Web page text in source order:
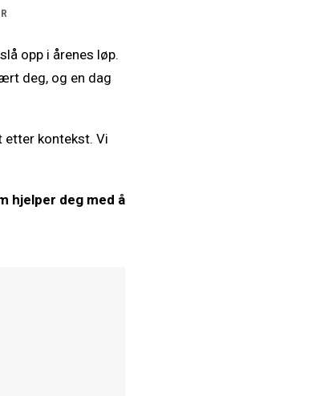
opp i årenes løp.
deg, og en dag
etter kontekst. Vi
hjelper deg med å